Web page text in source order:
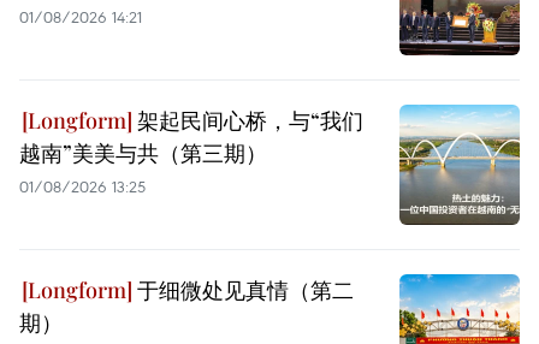
01/08/2026 14:21
架起民间心桥，与“我们
越南”美美与共（第三期）
01/08/2026 13:25
于细微处见真情（第二
期）